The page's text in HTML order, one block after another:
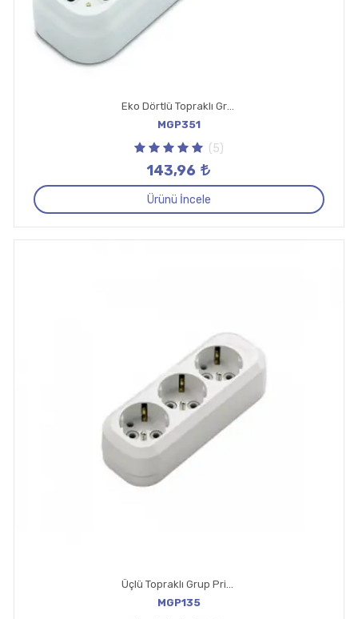
Eko Dörtlü Topraklı Grup Priz Klemensli
MGP351
(5)
143,96
Ürünü İncele
Üçlü Topraklı Grup Priz Klemensli Ups
MGP135